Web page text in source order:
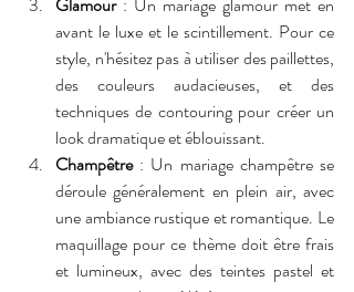
Glamour : Un mariage glamour met en
avant le luxe et le scintillement. Pour ce
style, n'hésitez pas à utiliser des paillettes,
des couleurs audacieuses, et des
techniques de contouring pour créer un
look dramatique et éblouissant.
Champêtre : Un mariage champêtre se
déroule généralement en plein air, avec
une ambiance rustique et romantique. Le
maquillage pour ce thème doit être frais
et lumineux, avec des teintes pastel et